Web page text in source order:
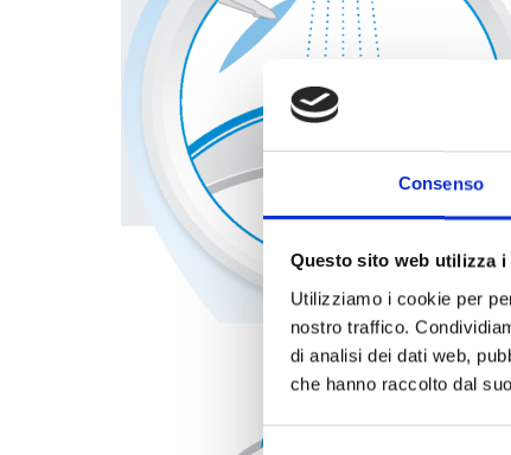
Consenso
Questo sito web utilizza i
Utilizziamo i cookie per
nostro traffico.
di analisi dei dati web,
che hanno raccolto dal
Selezione